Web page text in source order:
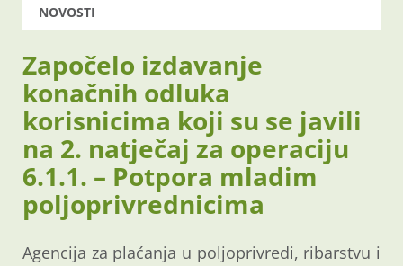
NOVOSTI
Započelo izdavanje
konačnih odluka
korisnicima koji su se javili
na 2. natječaj za operaciju
6.1.1. – Potpora mladim
poljoprivrednicima
Agencija za plaćanja u poljoprivredi, ribarstvu i